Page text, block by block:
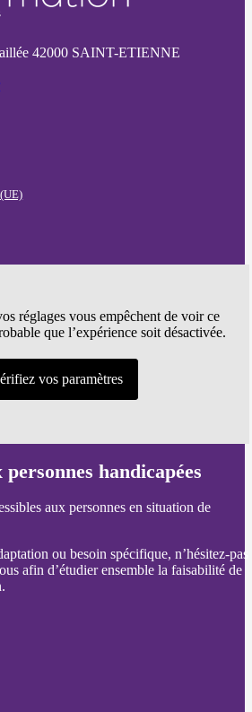
42000 SAINT-ETIENNE
réglages vous empêchent de voir ce
que l’expérience soit désactivée.
vos paramètres
handicapées
aux personnes en situation de
ou besoin spécifique, n’hésitez-pas
afin d’étudier ensemble la faisabilité de